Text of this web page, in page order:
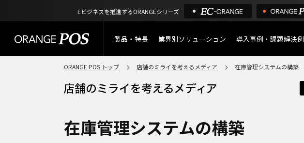
Eビジネスを推進するORANGEシリーズ
製品・特長
特長
製品概要
ORANGE POSの強み
業界別ソリューション
小売業
アパレル
リユース・
リサイクルショップ
導入事例・課題解決例
ORANGE POS トップ 店舗のミライを考えるメディア 在庫管理システムの構築
在庫管理システムの構築